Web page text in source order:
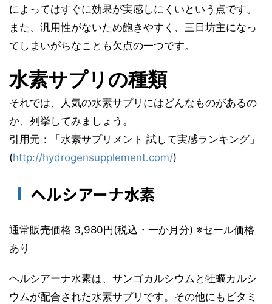
によってはすぐに効果が実感しにくいという点です。
また、汎用性がないため飽きやすく、三日坊主になっ
てしまいがちなことも欠点の一つです。
水素サプリの種類
それでは、人気の水素サプリにはどんなものがあるの
か、列挙してみましょう。
引用元：「水素サプリメント 試して実感ランキング」
(http://hydrogensupplement.com/)
ヘルシアーナ水素
通常販売価格 3,980円(税込・一か月分) ※セール価格
あり
ヘルシアーナ水素は、サンゴカルシウムと牡蠣カルシ
ウムが配合された水素サプリです。その他にもビタミ